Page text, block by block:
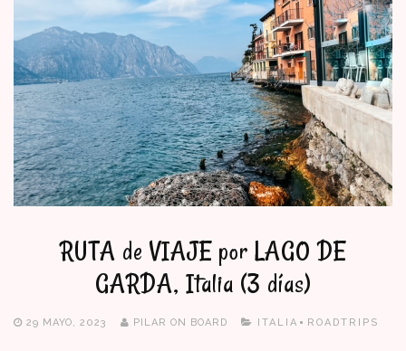
RUTA de VIAJE por LAGO DE
GARDA, Italia (3 días)
29 MAYO, 2023 PILAR ON BOARD ITALIA ROADTRIPS